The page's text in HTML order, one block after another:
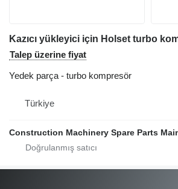
Kazıcı yükleyici için Holset turbo
Talep üzerine fiyat
Yedek parça - turbo kompresör
Türkiye